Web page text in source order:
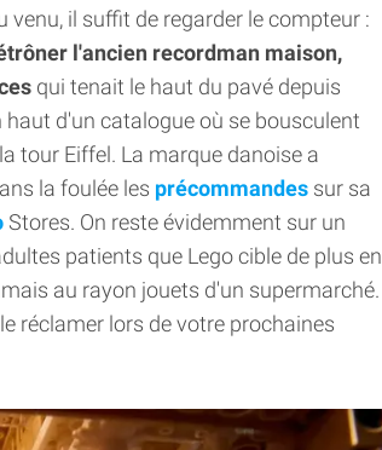
venu, il suffit de regarder le compteur :
l'ancien recordman maison,
qui tenait le haut du pavé depuis
d'un catalogue où se bousculent
tour Eiffel. La marque danoise a
la foulée les précommandes sur sa
Stores. On reste évidemment sur un
patients que Lego cible de plus en
au rayon jouets d'un supermarché.
réclamer lors de votre prochaines